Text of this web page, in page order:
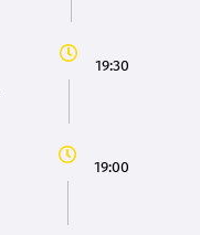
19:30
19:00